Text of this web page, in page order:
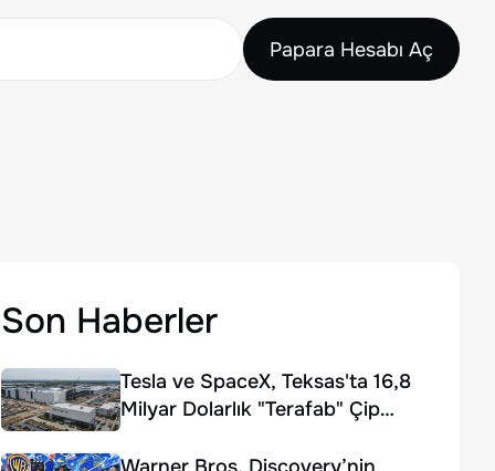
Papara Hesabı Aç
Son Haberler
Tesla ve SpaceX, Teksas'ta 16,8
Milyar Dolarlık "Terafab" Çip